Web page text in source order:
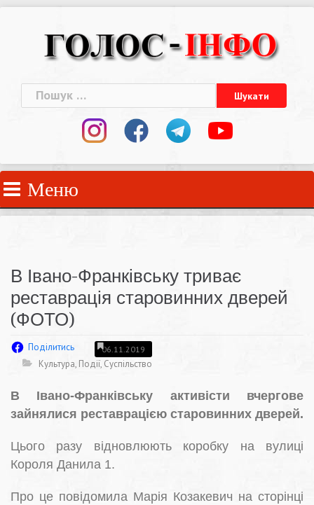
Пошук:
Меню
В Івано-Франківську триває
реставрація старовинних дверей
(ФОТО)
Поділитись 06.11.2019
Культура, Події, Суспільство
В Івано-Франківську активісти вчергове
зайнялися реставрацією старовинних дверей.
Цього разу відновлюють коробку на вулиці
Короля Данила 1.
Про це повідомила Марія Козакевич на сторінці